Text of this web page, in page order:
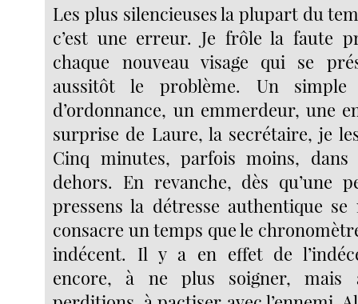
Les plus silencieuses la plupart du
c’est une erreur. Je frôle la faute
chaque nouveau visage qui se
aussitôt le problème. Un simple
d’ordonnance, un emmerdeur, une
surprise de Laure, la secrétaire, je
Cinq minutes, parfois moins,
dehors. En revanche, dès qu’une
pressens la détresse authentique
consacre un temps que le
indécent. Il y a en effet de
encore, à ne plus soigner, mais